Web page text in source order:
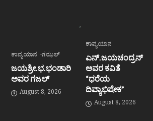
ಕಾವ್ಯಯಾನ ಗಝಲ್
ಜಯಶ್ರೀ.ಭ.ಭಂಡಾರಿ
ಅವರ ಗಜಲ್
August 8, 2026
ಕಾವ್ಯಯಾನ
ಎನ್.ಜಯಚಂದ್ರನ್
ಅವರ ಕವಿತೆ
“ಧರೆಯ
ದಿವ್ಯಾಭಿಷೇಕ”
August 8, 2026